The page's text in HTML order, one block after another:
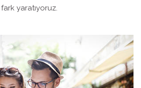
fark yaratıyoruz.